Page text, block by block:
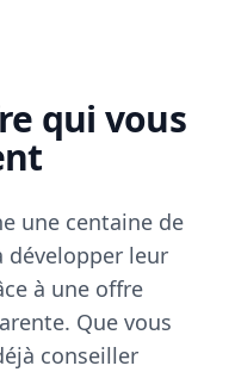
qui vous
une centaine de
développer leur
à une offre
Que vous
conseiller